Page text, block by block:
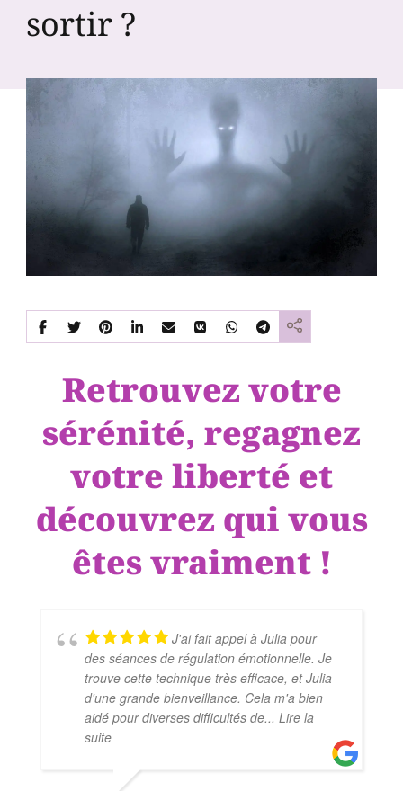
sortir ?
Retrouvez votre
sérénité, regagnez
votre liberté et
découvrez qui vous
êtes vraiment !
J'ai fait appel à Julia pour
des séances de régulation émotionnelle. Je
trouve cette technique très efficace, et Julia
d'une grande bienveillance. Cela m'a bien
aidé pour diverses difficultés de... Lire la
suite